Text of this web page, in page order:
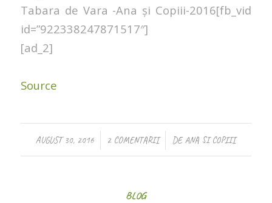
Tabara de Vara -Ana și Copiii-2016[fb_vid
id=”922338247871517″]
[ad_2]
Source
AUGUST 30, 2016
/ 2 COMENTARII
/ DE ANA SI COPIII
BLOG